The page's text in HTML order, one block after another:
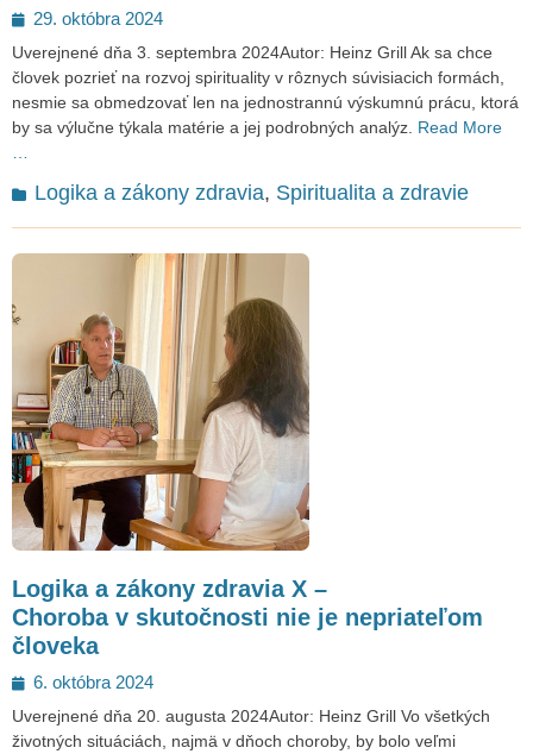
Posted
on
29. októbra 2024
Uverejnené dňa 3. septembra 2024Autor: Heinz Grill Ak sa chce
človek pozrieť na rozvoj spirituality v rôznych súvisiacich formách,
nesmie sa obmedzovať len na jednostrannú výskumnú prácu, ktorá
by sa výlučne týkala matérie a jej podrobných analýz. Read More
Categories
Logika a zákony zdravia, Spiritualita a zdravie
Logika a zákony zdravia X –
Choroba v skutočnosti nie je nepriateľom
človeka
Posted
on
6. októbra 2024
Uverejnené dňa 20. augusta 2024Autor: Heinz Grill Vo všetkých
životných situáciách, najmä v dňoch choroby, by bolo veľmi